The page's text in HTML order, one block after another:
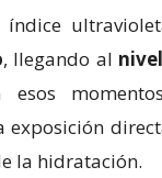
índice
, llegando al
esos
exposición
la hidratación.